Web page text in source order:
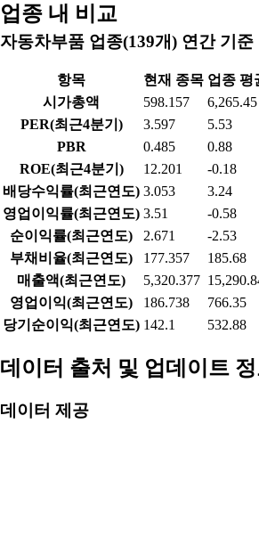
업종 내 비교
자동차부품 업종(139개) 연간 기준
항목 현재 종목 업종 평
시가총액
598.157 6,265.45
PER(최근4분기)
3.597 5.53
PBR
0.485 0.88
ROE(최근4분기)
12.201 -0.18
배당수익률(최근연도) 3.053 3.24
영업이익률(최근연도) 3.51 -0.58
순이익률(최근연도)
2.671 -2.53
부채비율(최근연도)
177.357 185.68
매출액(최근연도)
5,320.377
영업이익(최근연도)
186.738 766.35
당기순이익(최근연도) 142.1 532.88
데이터 출처 및 업데이트
데이터 제공